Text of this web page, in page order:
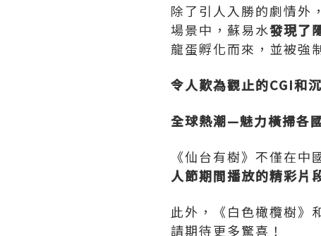
除了引人入勝的劇情外
場景中，蘇易水發現了
龍蛋孵化而來，並被強
令人歎為觀止的CGI和
全球熱潮—魅力橫掃各
《仙台有樹》不僅在
人節期間播放的精彩片
此外，《白色橄欖樹》
請期待更多驚喜！